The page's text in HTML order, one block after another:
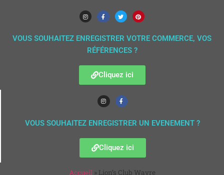
VOUS SOUHAITEZ ENREGISTRER VOTRE COMMERCE, VOS
RÉFÉRENCES ?
Cliquez ici
VOUS SOUHAITEZ ENREGISTRER UN EVENEMENT ?
Cliquez ici
Accueil» Lion’s Club Wavre